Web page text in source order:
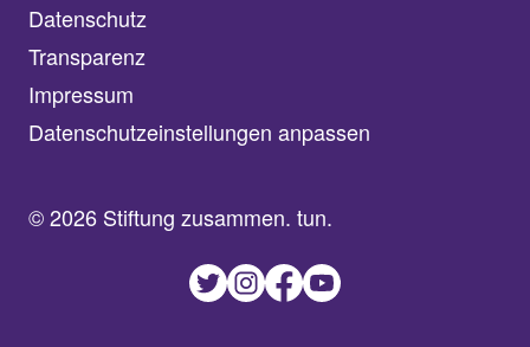
Datenschutz
Transparenz
Impressum
Datenschutzeinstellungen anpassen
© 2026 Stiftung zusammen. tun.